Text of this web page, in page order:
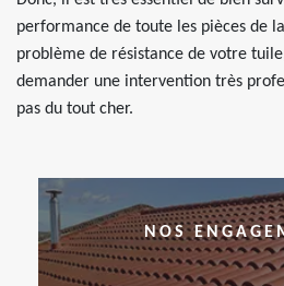
performance de toute les pièces de
problème de résistance de votre
demander une intervention très
pas du tout cher.
NOS